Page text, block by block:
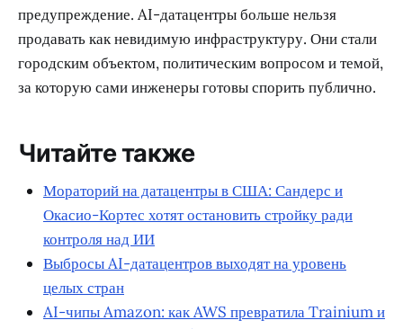
предупреждение. AI-датацентры больше нельзя
продавать как невидимую инфраструктуру. Они стали
городским объектом, политическим вопросом и темой,
за которую сами инженеры готовы спорить публично.
Читайте также
Мораторий на датацентры в США: Сандерс и
Окасио-Кортес хотят остановить стройку ради
контроля над ИИ
Выбросы AI-датацентров выходят на уровень
целых стран
AI-чипы Amazon: как AWS превратила Trainium и